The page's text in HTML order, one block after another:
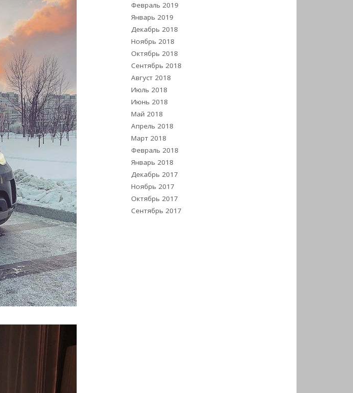
Февраль 2019
Январь 2019
Декабрь 2018
Ноябрь 2018
Октябрь 2018
Сентябрь 2018
Август 2018
Июль 2018
Июнь 2018
Май 2018
Апрель 2018
Март 2018
Февраль 2018
Январь 2018
Декабрь 2017
Ноябрь 2017
Октябрь 2017
Сентябрь 2017